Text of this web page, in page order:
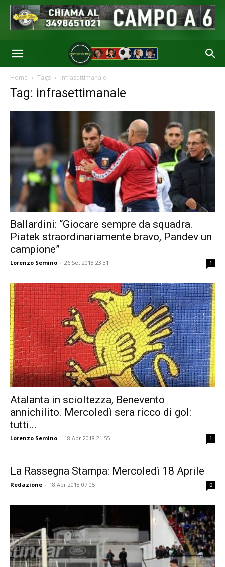
Home Tags Infrasettimanale
Tag: infrasettimanale
Ballardini: “Giocare sempre da squadra.
Piatek straordinariamente bravo, Pandev un
campione”
Lorenzo Semino - 26 Set 2018 23:31 1
Atalanta in scioltezza, Benevento
annichilito. Mercoledì sera ricco di gol:
tutti...
Lorenzo Semino - 18 Apr 2018 21:55 1
La Rassegna Stampa: Mercoledì 18 Aprile
Redazione - 18 Apr 2018 07:05 0